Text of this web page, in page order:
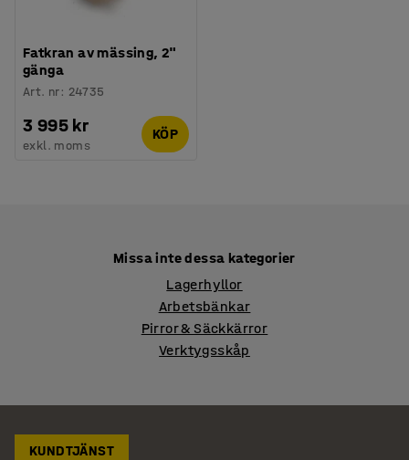
Fatkran av mässing, 2"
gänga
Art. nr: 24735
3 995 kr
exkl. moms
KÖP
Missa inte dessa kategorier
Lagerhyllor
Arbetsbänkar
Pirror & Säckkärror
Verktygsskåp
KUNDTJÄNST